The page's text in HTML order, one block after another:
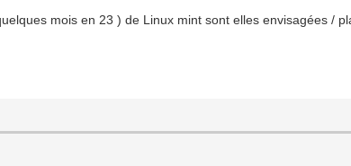
mois en 23 ) de Linux mint sont elles envisagées /